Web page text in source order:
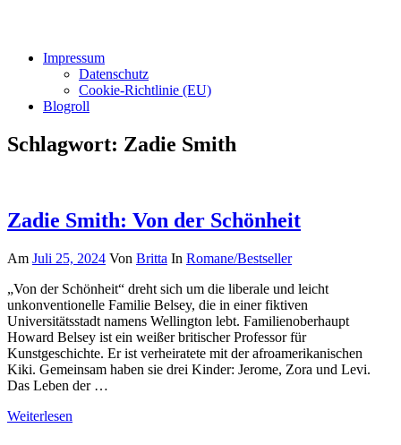
Impressum
Datenschutz
Cookie-Richtlinie (EU)
Blogroll
Schlagwort: Zadie Smith
Zadie Smith: Von der Schönheit
Am Juli 25, 2024 Von Britta In Romane/Bestseller
„Von der Schönheit“ dreht sich um die liberale und leicht
unkonventionelle Familie Belsey, die in einer fiktiven
Universitätsstadt namens Wellington lebt. Familienoberhaupt
Howard Belsey ist ein weißer britischer Professor für
Kunstgeschichte. Er ist verheiratete mit der afroamerikanischen
Kiki. Gemeinsam haben sie drei Kinder: Jerome, Zora und Levi.
Das Leben der …
Weiterlesen